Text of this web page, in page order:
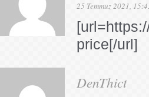
25 Temmuz 2021,
price[/url]
DenThict